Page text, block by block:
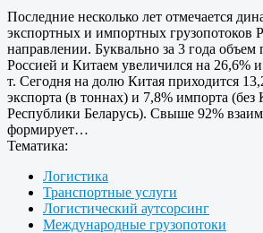
Последние несколько лет отмечается
экспортных и импортных грузопотоков
направлении. Буквально за 3 года объем
Россией и Китаем увеличился на 26,6%
т. Сегодня на долю Китая приходится
экспорта (в тоннах) и 7,8% импорта (без
Республики Беларусь). Свыше 92%
формирует…
Тематика:
Логистика
Транспортные услуги
Логистический аутсорсинг
Международные грузопотоки